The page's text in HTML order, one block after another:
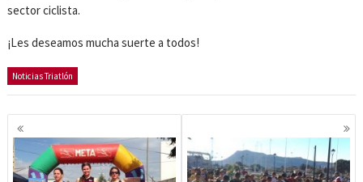
sector ciclista.
¡Les deseamos mucha suerte a todos!
Noticias Triatlón
Navegación
de
entradas